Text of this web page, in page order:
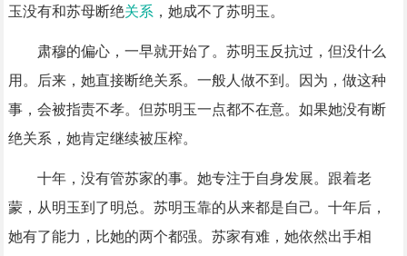
玉没有和苏母断绝关系 ，她成不了苏明玉。
肃穆的偏心，一早就开始了。苏明玉反抗过，但没什么
用。后来，她直接断绝关系。一般人做不到。因为，做这种
事，会被指责不孝。但苏明玉一点都不在意。如果她没有断
绝关系，她肯定继续被压榨。
十年，没有管苏家的事。她专注于自身发展。跟着老
蒙，从明玉到了明总。苏明玉靠的从来都是自己。十年后，
她有了能力，比她的两个都强。苏家有难，她依然出手相